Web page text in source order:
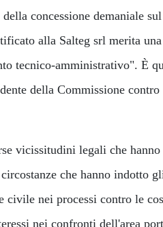
della concessione demaniale
alla Salteg srl merita
tecnico-amministrativo". È
della Commissione
vicissitudini legali che
che hanno indotto
civile nei processi contro le
nei confronti dell'area